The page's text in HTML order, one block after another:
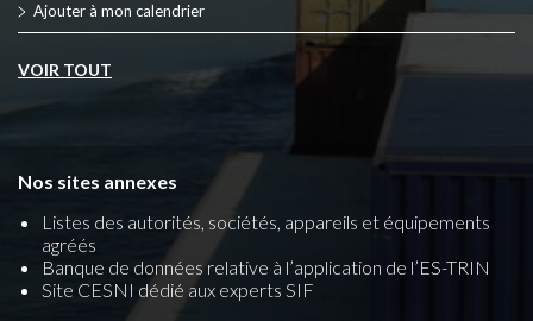
Ajouter à mon calendrier
VOIR TOUT
Nos sites annexes
Listes des autorités, sociétés, appareils et équipements
agréés
Banque de données relative à l’application de l’ES-TRIN
Site CESNI dédié aux experts SIF